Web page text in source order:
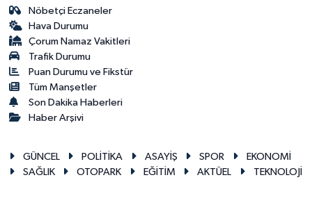
Nöbetçi Eczaneler
Hava Durumu
Çorum Namaz Vakitleri
Trafik Durumu
Puan Durumu ve Fikstür
Tüm Manşetler
Son Dakika Haberleri
Haber Arşivi
GÜNCEL POLİTİKA ASAYİŞ SPOR
EKONOMİ
SAĞLIK
OTOPARK EĞİTİM AKTÜEL TEKNOLOJİ